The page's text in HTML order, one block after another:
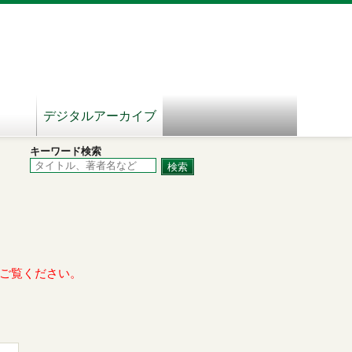
デジタルアーカイブ
キーワード検索
覧ください。